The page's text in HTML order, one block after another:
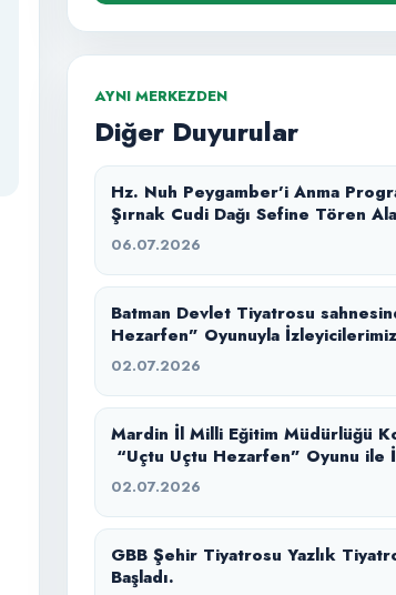
AYNI MERKEZDEN
Diğer Duyurular
Hz. Nuh Peygamber’i Anma
Şırnak Cudi Dağı Sefine Tören
masal anlatımı ile izleyicilerimizle
06.07.2026
Batman Devlet Tiyatrosu
Hezarfen” Oyunuyla
02.07.2026
Mardin İl Milli Eğitim Müdürlüğü
“Uçtu Uçtu Hezarfen” Oyunu ile
Buluştuk.
02.07.2026
GBB Şehir Tiyatrosu Yazlık Tiyatro Atölyesi Başvuruları
Başladı.